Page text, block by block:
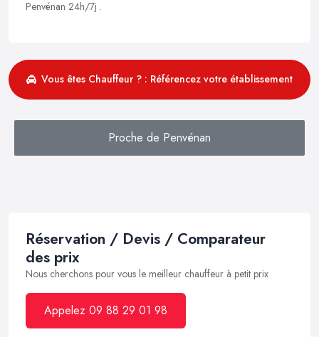
Penvénan 24h/7j .
Vous êtes Chauffeur ? : Référencez votre établissement
Proche de Penvénan
Réservation / Devis / Comparateur
des prix
Nous cherchons pour vous le meilleur chauffeur à petit prix
Appelez 09 88 29 01 98